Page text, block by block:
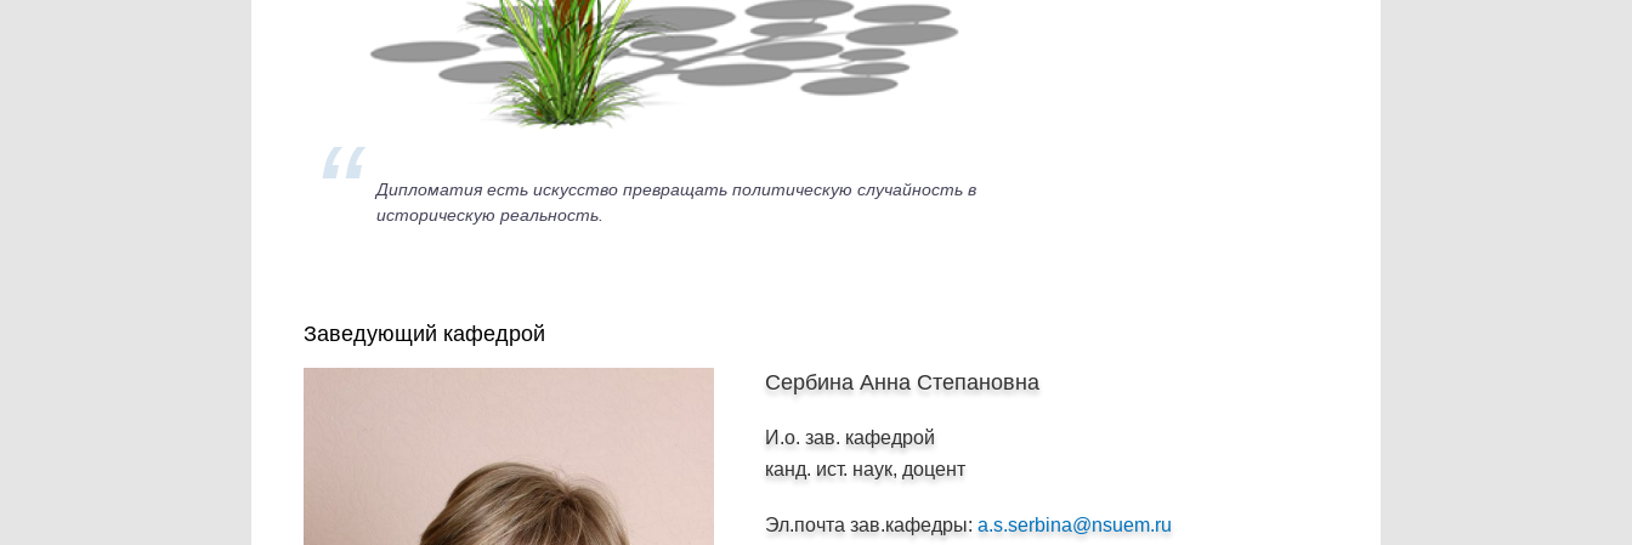
Дипломатия есть искусство превращать политическую случайность в
историческую реальность.
Заведующий кафедрой
Сербина Анна Степановна
И.о. зав. кафедрой
канд. ист. наук, доцент
Эл.почта зав.кафедры: a.s.serbina@nsuem.ru